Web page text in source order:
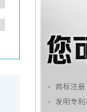
商标注册
发明专